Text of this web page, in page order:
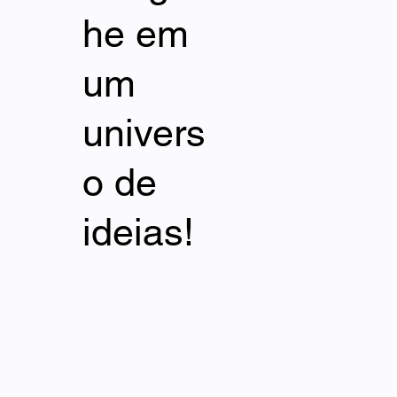
he em
um
univers
o de
ideias!